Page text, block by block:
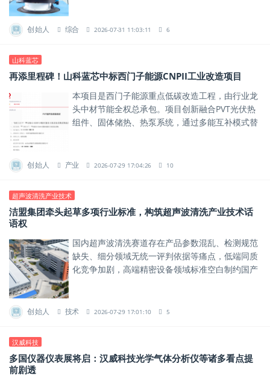
创始人 综合 2026-07-31 11:03:11 6
山科蓝芯
再添里程碑！山科蓝芯中标西门子能源CNPII工业改造项目
本项目是西门子能源重点低碳改造工程，由行业龙
头中材节能全权总承包。项目创新融合PVT光伏热
组件、固体储热、热泵系统，通过多能互补模式替
创始人 产业 2026-07-29 17:04:26 10
超声波清洗产业技术
洁盟集团牵头起草多项行业标准，构筑超声波清洗产业技术话
语权
国内超声波清洗赛道存在产品参数混乱、检测规范
缺失、细分领域无统一评判依据等痛点，低端同质
化竞争加剧，高端精密设备领域标准空白制约国产
创始人 技术 2026-07-29 17:01:10 5
汉威科技
多国仪器仪表展将启：汉威科技光学气体分析仪等诸多看点提
前剧透